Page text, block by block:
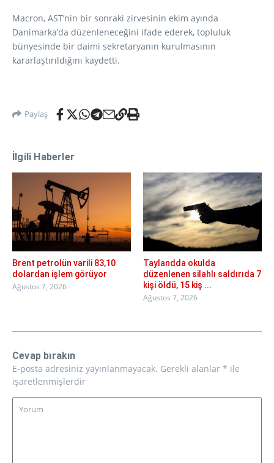
Macron, AST’nin bir sonraki zirvesinin ekim ayında
Danimarka’da düzenleneceğini ifade ederek, topluluk
bünyesinde bir daimi sekretaryanın kurulmasının
kararlaştırıldığını kaydetti.
Paylaş
İlgili Haberler
Brent petrolün varili 83,10
dolardan işlem görüyor
Ağustos 7, 2026
Taylandda okulda
düzenlenen silahlı saldırıda 7
kişi öldü, 15 kiş ...
Ağustos 7, 2026
Cevap bırakın
E-posta adresiniz yayınlanmayacak. Gerekli alanlar * ile
işaretlenmişlerdir